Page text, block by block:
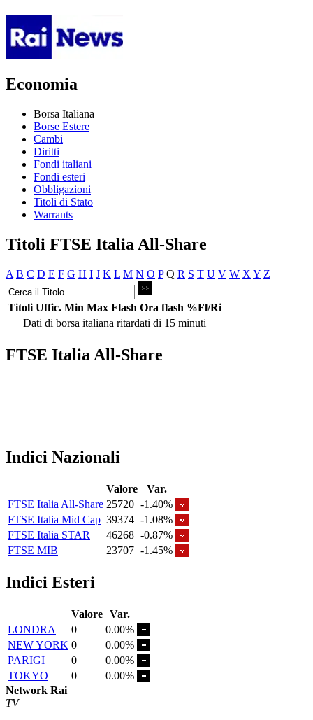
Economia
Borsa Italiana
Borse Estere
Cambi
Diritti
Fondi italiani
Fondi esteri
Obbligazioni
Titoli di Stato
Warrants
Titoli FTSE Italia All-Share
A B C D E F G H I J K L M N O P Q R S T U V W X Y Z
Titoli Uffic. Min Max Flash Ora flash %Fl/Ri
Dati di borsa italiana ritardati di 15 minuti
FTSE Italia All-Share
Indici Nazionali
Valore
Var.
FTSE Italia All-Share 25720 -1.40%
FTSE Italia Mid Cap 39374 -1.08%
FTSE Italia STAR
46268 -0.87%
FTSE MIB
23707 -1.45%
Indici Esteri
Valore Var.
LONDRA
0
0.00%
NEW YORK 0
0.00%
PARIGI
0
0.00%
TOKYO
0
0.00%
Network Rai
TV